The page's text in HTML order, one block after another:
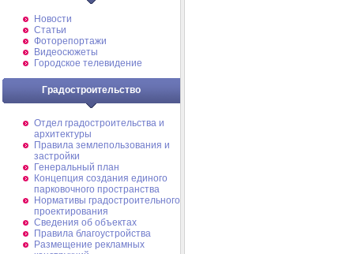
Новости
Статьи
Фоторепортажи
Видеосюжеты
Городское телевидение
Градостроительство
Отдел градостроительства и
архитектуры
Правила землепользования и
застройки
Генеральный план
Концепция создания единого
парковочного пространства
Нормативы градостроительного
проектирования
Сведения об объектах
Правила благоустройства
Размещение рекламных